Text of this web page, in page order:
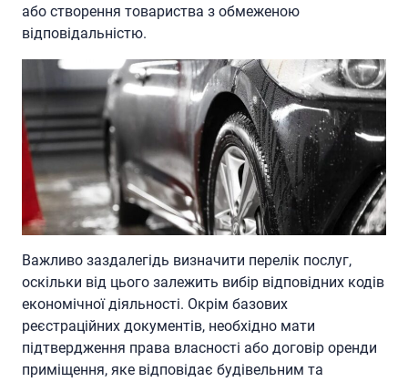
або створення товариства з обмеженою
відповідальністю.
Важливо заздалегідь визначити перелік послуг,
оскільки від цього залежить вибір відповідних кодів
економічної діяльності. Окрім базових
реєстраційних документів, необхідно мати
підтвердження права власності або договір оренди
приміщення, яке відповідає будівельним та